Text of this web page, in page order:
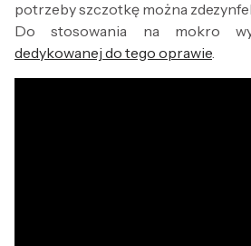
potrzeby szczotkę można
Do stosowania na mokro
dedykowanej do tego oprawie.